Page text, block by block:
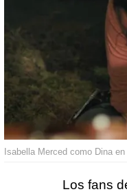
Isabella Merced como Dina
Los fans